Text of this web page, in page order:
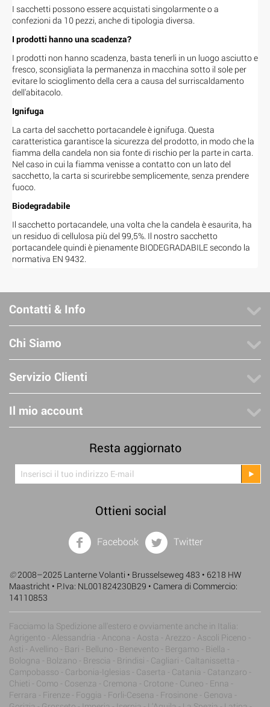
I sacchetti possono essere acquistati singolarmente o a
confezioni da 10 pezzi, anche di tipologia diversa.
I prodotti hanno una scadenza?
I prodotti non hanno scadenza, basta tenerli in un luogo asciutto e
fresco, sconsigliata la permanenza in macchina sotto il sole per
evitare lo scioglimento della cera a causa del surriscaldamento
dell'abitacolo.
Ignifuga
La carta del sacchetto portacandele è ignifuga. Questa
caratteristica garantisce la sicurezza del prodotto, in modo che la
fiamma della candela non sia fonte di rischio per la parte in carta.
Nel caso in cui la fiamma venisse a contatto con un lato del
sacchetto, la carta si scurirebbe semplicemente, senza prendere
fuoco.
Biodegradabile
Il sacchetto portacandele, una volta che la candela è esaurita, ha
un residuo di cellulosa più del 99,5%. Il nostro sacchetto
portacandele quindi è pienamente BIODEGRADABILE secondo la
normativa EN 9432.
Contatti & Info
Chi Siamo
Servizio Clienti
Il mio account
Resta aggiornato
Ottieni social
Facebook Twitter
©2008–2025 Lanterne Volanti • Brusselseweg 483 • 6218 HW
Maastricht • P.Iva: NL001824230B29 • Camera di Commercio:
14110853
Facciamo la Spedizione all'estero e ovviamente anche in Italia:
Agrigento - Alessandria - Ancona - Aosta - Arezzo - Ascoli Piceno -
Asti - Avellino - Bari - Belluno - Benevento - Bergamo - Biella -
Bologna - Bolzano - Brescia - Brindisi - Cagliari - Caltanissetta -
Campobasso - Carbonia-Iglesias - Caserta - Catania - Catanzaro -
Chieti - Como - Cosenza - Cremona - Crotone - Cuneo - Enna -
Ferrara - Firenze - Foggia - Forli-Cesena - Frosinone - Genova -